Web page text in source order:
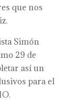
que nos
Simón
29 de
así un
para el